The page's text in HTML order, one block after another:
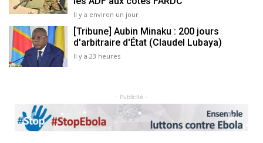
Il y a environ un jour
[Tribune] Aubin Minaku : 200 jours
d'arbitraire d'État (Claudel Lubaya)
Il y a 23 heures
- Publicité -
Previous Next